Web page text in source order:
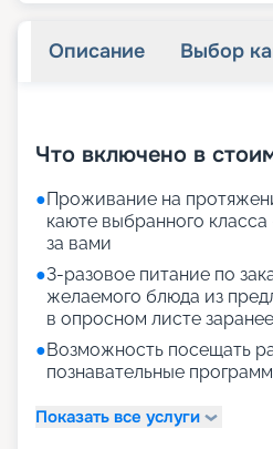
Описание Выбор
Что включено в
●Проживание на
каюте выбранного
за вами
●3-разовое питание по
желаемого блюда из
в опросном листе
●Возможность посещать
познавательные
Показать все услуги